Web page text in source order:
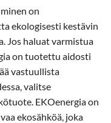
on
ekologisesti kestävin
Jos haluat varmistua
on tuotettu aidosti
vastuullista
valitse
EKOenergia on
ekosähköä, joka